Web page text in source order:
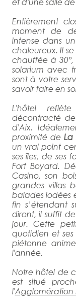
Entièrement
moment de
intense dans
chaleureux. Il
chauffée à
solarium avec
sont à votre
savoir faire en
L'hôtel
décontracté
d'Aix.
proximité de La
un vrai point
ses îles, de ses
Fort Boyard.
Casino, son
grandes villas
balades iodées
fin s’étendant
diront, il suffit
jour. Cette
quotidien et
piétonne
l'année.
Notre hôtel de
est situé
l'Agglomération